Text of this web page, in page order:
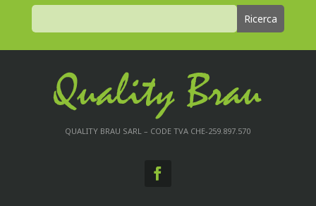
QUALITY BRAU SARL – CODE TVA CHE-259.897.570